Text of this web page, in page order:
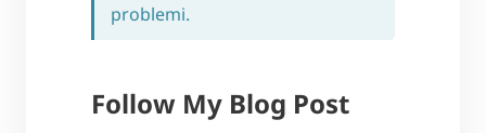
problemi.
Follow My Blog Post